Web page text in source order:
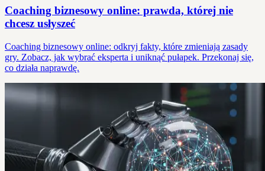
Coaching biznesowy online: prawda, której nie
chcesz usłyszeć
Coaching biznesowy online: odkryj fakty, które zmieniają zasady
gry. Zobacz, jak wybrać eksperta i uniknąć pułapek. Przekonaj się,
co działa naprawdę.